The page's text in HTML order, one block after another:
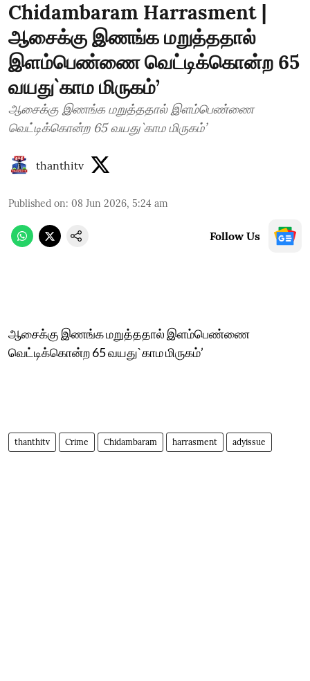
Chidambaram Harrasment |
ஆசைக்கு இணங்க மறுத்ததால்
இளம்பெண்ணை வெட்டிக்கொன்ற 65
வயது`காம மிருகம்’
ஆசைக்கு இணங்க மறுத்ததால் இளம்பெண்ணை
வெட்டிக்கொன்ற 65 வயது`காம மிருகம்’
thanthitv
Published on: 08 Jun 2026, 5:24 am
Follow Us
ஆசைக்கு இணங்க மறுத்ததால் இளம்பெண்ணை
வெட்டிக்கொன்ற 65 வயது`காம மிருகம்’
thanthitv Crime Chidambaram harrasment adyissue